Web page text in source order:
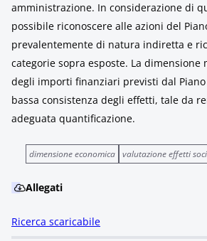
amministrazione. In considerazione di
possibile riconoscere alle azioni del
prevalentemente di natura indiretta e
categorie sopra esposte. La dimensione
degli importi finanziari previsti dal
bassa consistenza degli effetti, tale da
adeguata quantificazione.
dimensione economica valutazione effetti
Allegati
Ricerca scaricabile